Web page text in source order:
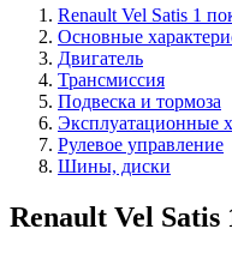
Renault Vel Satis 1
Основные
Двигатель
Трансмиссия
Подвеска и тормоза
Эксплуатационные
Рулевое управление
Шины, диски
Renault Vel Satis